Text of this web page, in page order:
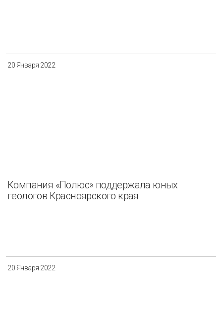
20 Января 2022
Компания «Полюс» поддержала юных
геологов Красноярского края
20 Января 2022